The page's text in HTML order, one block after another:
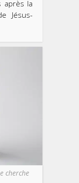
après la
Jésus-
cherche